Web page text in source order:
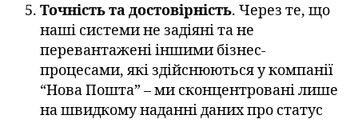
Точність та достовірність. Через те, що
наші системи не задіяні та не
перевантажені іншими бізнес-
процесами, які здійснюються у компанії
“Нова Пошта” – ми сконцентровані лише
на швидкому наданні даних про статус